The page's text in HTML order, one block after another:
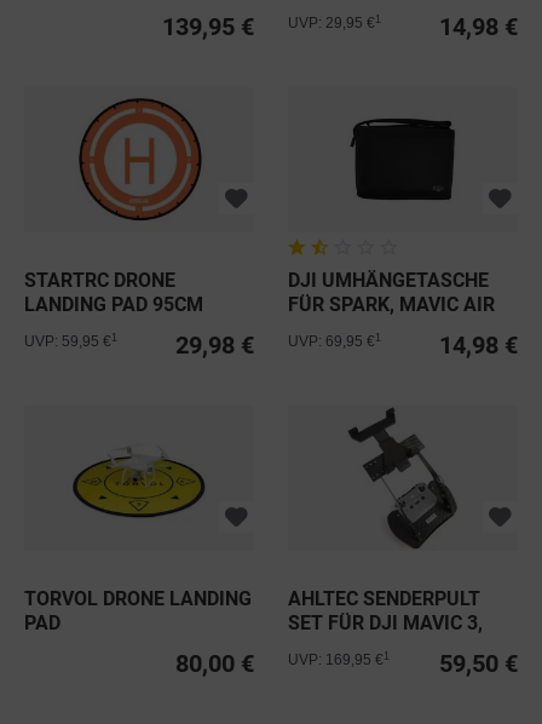
139,95 € 14,98 €
UVP: 29,95 €
STARTRC DRONE
LANDING PAD 95CM
29,98 €
UVP: 59,95 €
DJI UMHÄNGETASCHE
FÜR SPARK, MAVIC AIR
14,98 €
UVP: 69,95 €
TORVOL DRONE LANDING
PAD
80,00 €
AHLTEC SENDERPULT
SET FÜR DJI MAVIC 3,
59,50 €
UVP: 169,95 €